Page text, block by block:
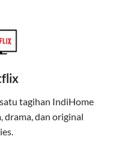
Telkomsel One, sebuah
dalam satu paket
tagihan IndiHome
drama, dan original